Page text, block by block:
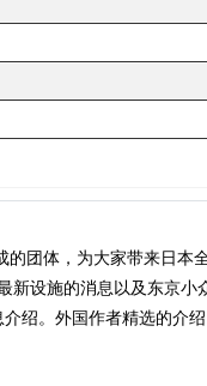
团体，为大家带来日本
新设施的消息以及东京小
绍。外国作者精选的介